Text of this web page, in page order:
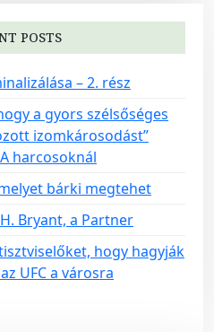
POSTS
– 2. rész
a gyors szélsőséges
izomkárosodást”
harcosoknál
bárki megtehet
Bryant, a Partner
hogy hagyják
UFC a városra